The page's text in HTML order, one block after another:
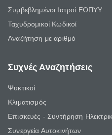
Συμβεβλημένοι Ιατροί ΕΟΠΥΥ
Ταχυδρομικοί Κωδικοί
Αναζήτηση με αριθμό
Συχνές Αναζητήσεις
Ψυκτικοί
Κλιματισμός
Επισκευές - Συντήρηση
Συνεργεία Αυτοκινήτων